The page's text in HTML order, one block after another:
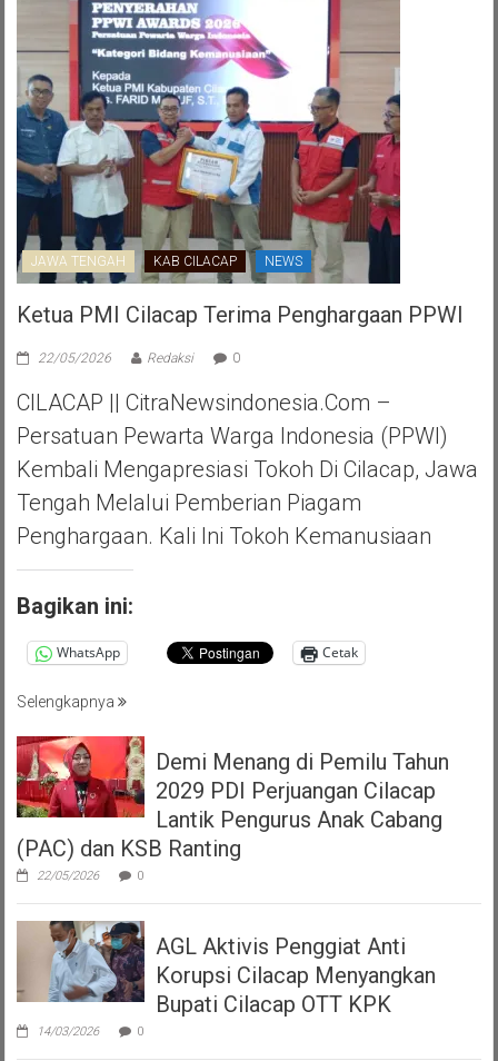
JAWA TENGAH KAB CILACAP NEWS
Ketua PMI Cilacap Terima Penghargaan PPWI
22/05/2026 Redaksi 0
CILACAP || CitraNewsindonesia.com –
Persatuan Pewarta Warga Indonesia (PPWI)
Kembali Mengapresiasi Tokoh Di Cilacap, Jawa
Tengah Melalui Pemberian Piagam
Penghargaan. Kali Ini Tokoh Kemanusiaan
Bagikan ini:
WhatsApp Cetak
Selengkapnya
Demi Menang di Pemilu Tahun
2029 PDI Perjuangan Cilacap
Lantik Pengurus Anak Cabang
(PAC) dan KSB Ranting
22/05/2026 0
AGL Aktivis Penggiat Anti
Korupsi Cilacap Menyangkan
Bupati Cilacap OTT KPK
14/03/2026 0